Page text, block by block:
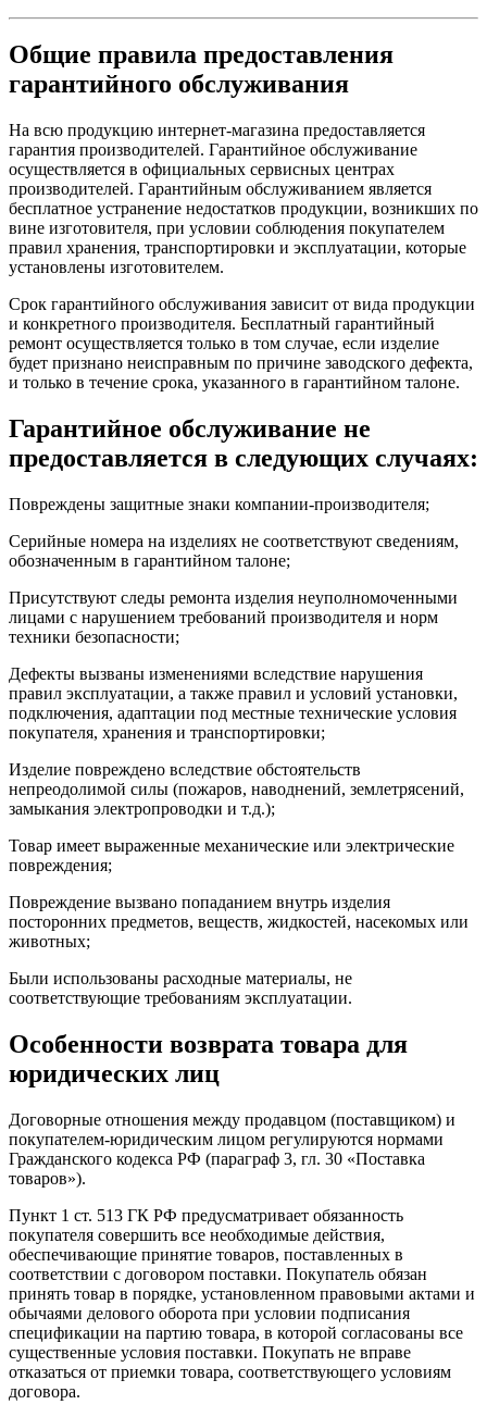
Общие правила предоставления
гарантийного обслуживания
На всю продукцию интернет-магазина предоставляется
гарантия производителей. Гарантийное обслуживание
осуществляется в официальных сервисных центрах
производителей. Гарантийным обслуживанием является
бесплатное устранение недостатков продукции, возникших по
вине изготовителя, при условии соблюдения покупателем
правил хранения, транспортировки и эксплуатации, которые
установлены изготовителем.
Срок гарантийного обслуживания зависит от вида продукции
и конкретного производителя. Бесплатный гарантийный
ремонт осуществляется только в том случае, если изделие
будет признано неисправным по причине заводского дефекта,
и только в течение срока, указанного в гарантийном талоне.
Гарантийное обслуживание не
предоставляется в следующих случаях:
Повреждены защитные знаки компании-производителя;
Серийные номера на изделиях не соответствуют сведениям,
обозначенным в гарантийном талоне;
Присутствуют следы ремонта изделия неуполномоченными
лицами с нарушением требований производителя и норм
техники безопасности;
Дефекты вызваны изменениями вследствие нарушения
правил эксплуатации, а также правил и условий установки,
подключения, адаптации под местные технические условия
покупателя, хранения и транспортировки;
Изделие повреждено вследствие обстоятельств
непреодолимой силы (пожаров, наводнений, землетрясений,
замыкания электропроводки и т.д.);
Товар имеет выраженные механические или электрические
повреждения;
Повреждение вызвано попаданием внутрь изделия
посторонних предметов, веществ, жидкостей, насекомых или
животных;
Были использованы расходные материалы, не
соответствующие требованиям эксплуатации.
Особенности возврата товара для
юридических лиц
Договорные отношения между продавцом (поставщиком) и
покупателем-юридическим лицом регулируются нормами
Гражданского кодекса РФ (параграф 3, гл. 30 «Поставка
товаров»).
Пункт 1 ст. 513 ГК РФ предусматривает обязанность
покупателя совершить все необходимые действия,
обеспечивающие принятие товаров, поставленных в
соответствии с договором поставки. Покупатель обязан
принять товар в порядке, установленном правовыми актами и
обычаями делового оборота при условии подписания
спецификации на партию товара, в которой согласованы все
существенные условия поставки. Покупать не вправе
отказаться от приемки товара, соответствующего условиям
договора.